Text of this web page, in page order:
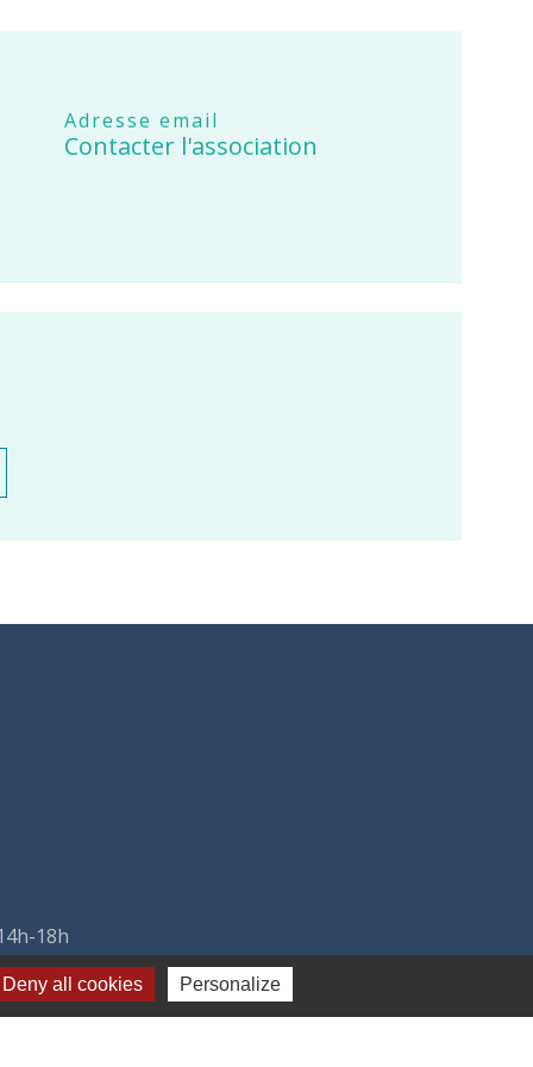
Adresse email
Contacter l'association
18h
all cookies Personalize